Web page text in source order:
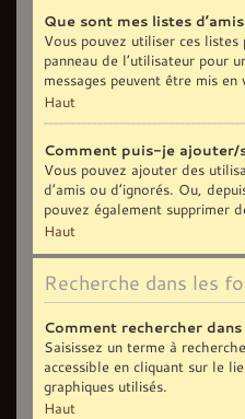
Que sont mes listes
Vous pouvez utiliser ces
panneau de l’utilisateur pour
messages peuvent être mis
Haut
Comment puis-je ajouter/
Vous pouvez ajouter des
d’amis ou d’ignorés. Ou,
pouvez également supprimer
Haut
Recherche dans les
Comment rechercher
Saisissez un terme à
accessible en cliquant sur le
graphiques utilisés.
Haut